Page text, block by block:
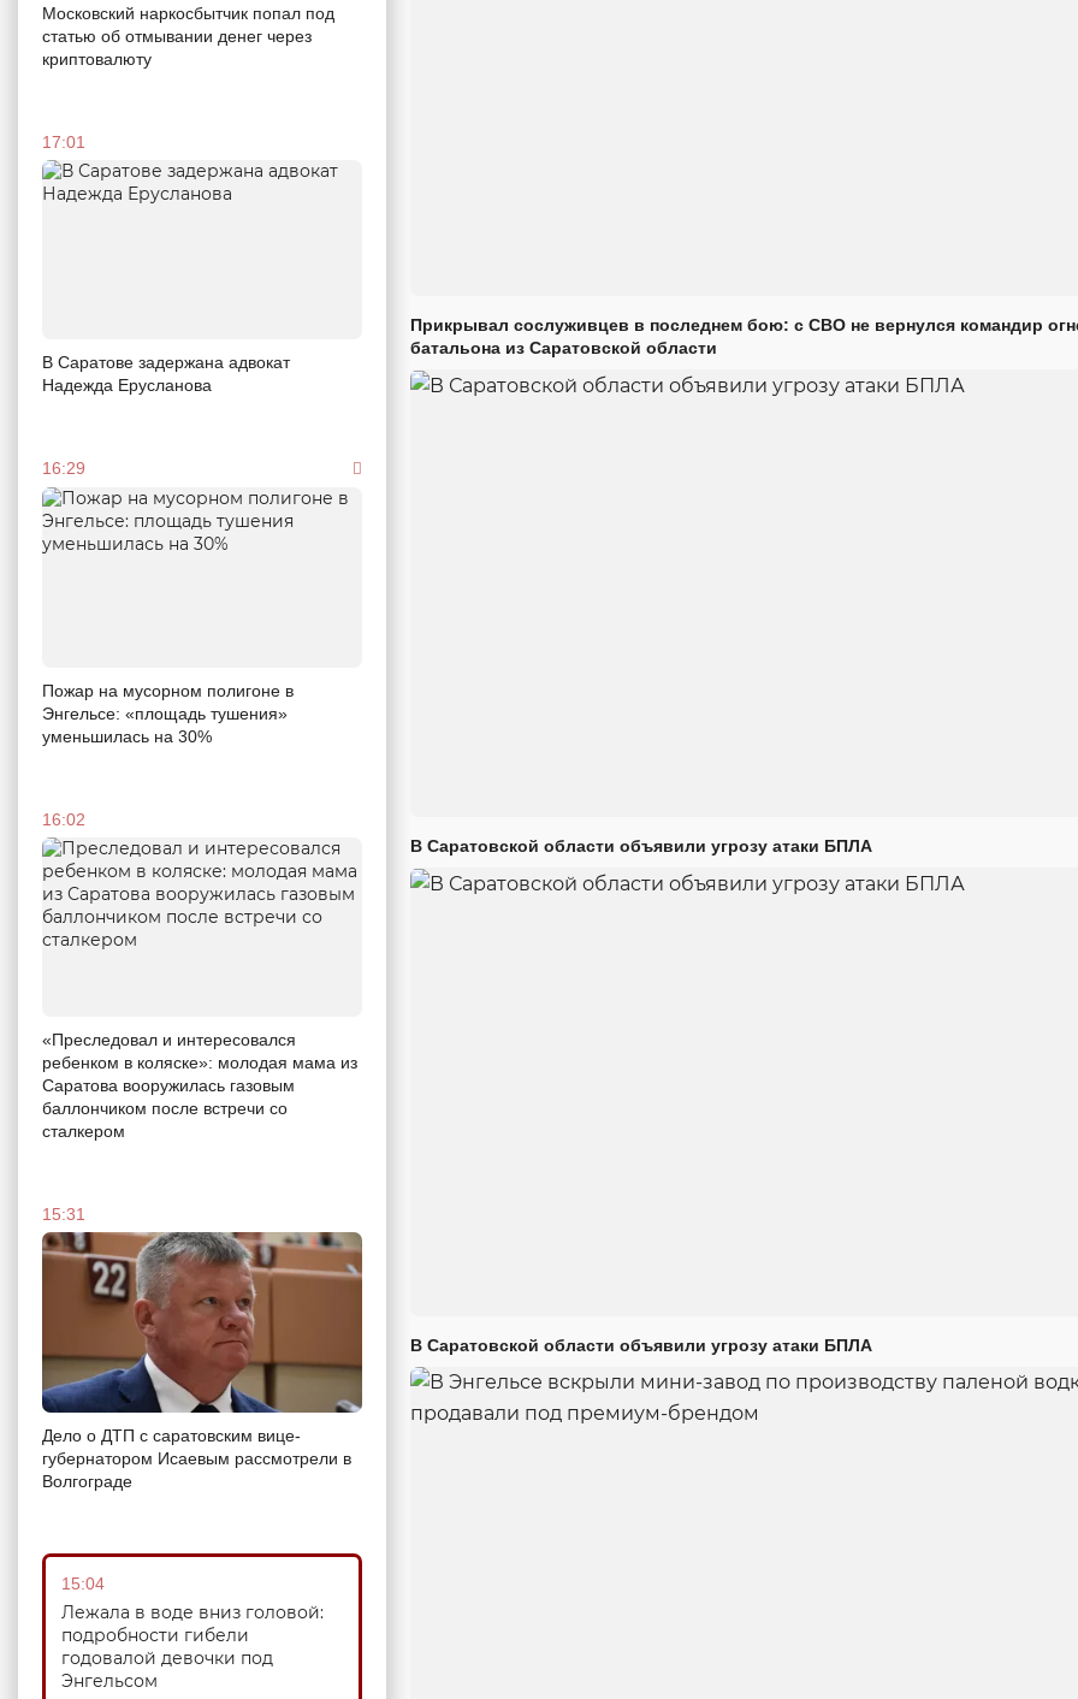
Московский наркосбытчик попал под
статью об отмывании денег через
криптовалюту
17:01
В Саратове задержана адвокат
Надежда Ерусланова
16:29
Пожар на мусорном полигоне в
Энгельсе: «площадь тушения»
уменьшилась на 30%
16:02
«Преследовал и интересовался
ребенком в коляске»: молодая мама из
Саратова вооружилась газовым
баллончиком после встречи со
сталкером
15:31
Дело о ДТП с саратовским вице-
губернатором Исаевым рассмотрели в
Волгограде
15:04
Лежала в воде вниз головой:
подробности гибели
годовалой девочки под
Энгельсом
Прикрывал сослуживцев в последнем бою: с СВО не вернулся командир
батальона из Саратовской области
В Саратовской области объявили угрозу атаки БПЛА
В Саратовской области объявили угрозу атаки БПЛА